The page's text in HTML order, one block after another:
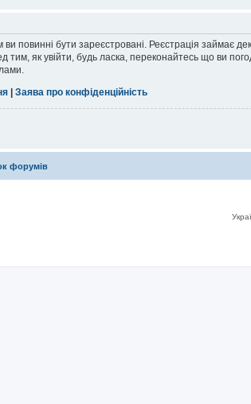
повинні бути зареєстровані. Реєстрація займає
тим, як увійти, будь ласка, переконайтесь що ви
Заява про конфіденційність
форумів